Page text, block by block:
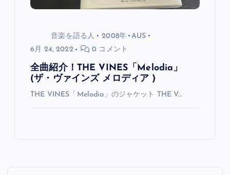
音楽を語る人 2008年
AUS
6月 24, 2022
0 コメント
全曲紹介！THE VINES「Melodia」
(ザ・ヴァインズ メロディア )
THE VINES「Melodia」のジャケット THE V…